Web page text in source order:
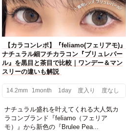
【カラコンレポ】『feliamo(フェリアモ)』
ナチュラル細フチカラコン『ブリュレパー
ル』を黒目と茶目で比較｜ワンデー＆マン
スリーの違いも解説
14.2mm 1month 1day 度入り 度なし
ナチュラル盛れを叶えてくれる大人気カ
ラコンブランド『feliamo（フェリア
モ）』から新色の『Brulee Pea...